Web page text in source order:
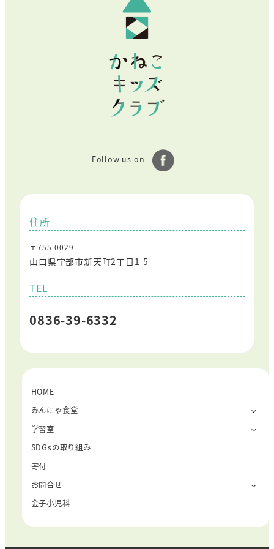
Follow us on
住所
〒755-0029
山口県宇部市新天町2丁目1-5
TEL
0836-39-6332
HOME
みんにゃ食堂
学習室
SDGsの取り組み
寄付
お問合せ
金子小児科